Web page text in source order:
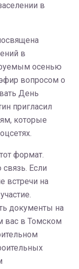
в
в
осенью
вопросом о
День
пригласил
которые
формат.
Если
встречи на
документы на
вас в Томском